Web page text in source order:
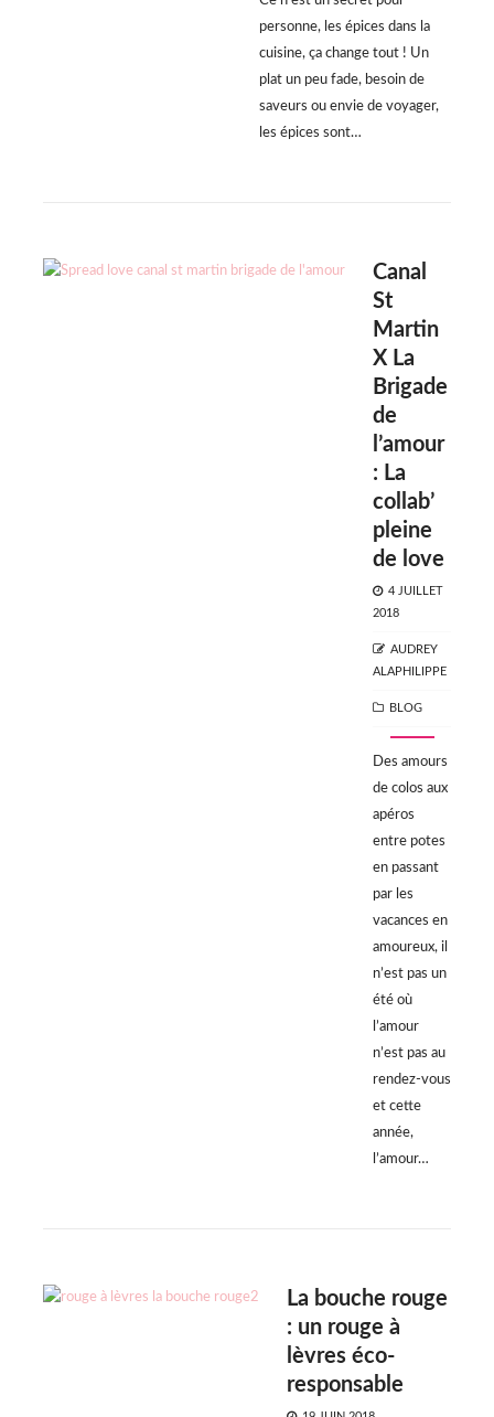
personne, les épices dans la
cuisine, ça change tout ! Un
plat un peu fade, besoin de
saveurs ou envie de voyager,
les épices sont…
Canal
St
Martin
X La
Brigade
de
l’amour
: La
collab’
pleine
de love
POSTED
ON
4 JUILLET
2018
AUTHOR
AUDREY
ALAPHILIPPE
CATEGORIES
BLOG
Des amours
de colos aux
apéros
entre potes
en passant
par les
vacances en
amoureux, il
n’est pas un
été où
l’amour
n’est pas au
rendez-vous
et cette
année,
l’amour…
La bouche rouge
: un rouge à
lèvres éco-
responsable